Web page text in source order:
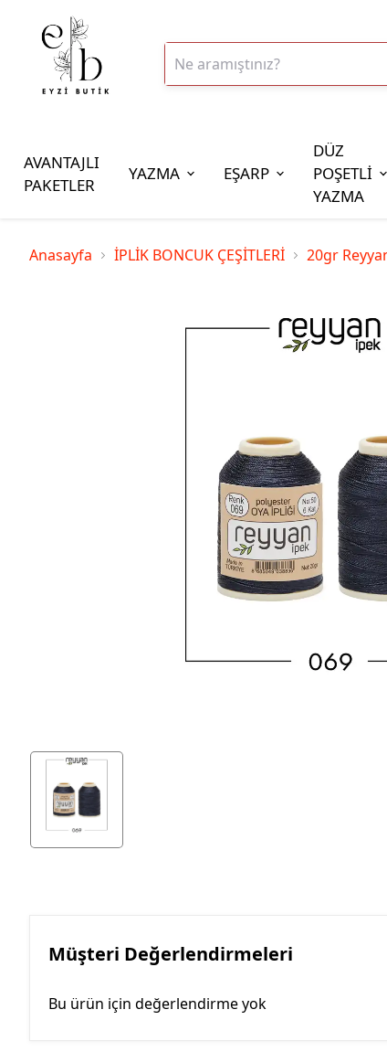
AVANTAJLI
PAKETLER
YAZMA EŞARP
DÜZ
POŞETLİ
YAZMA
İplik Çeşitleri
100gr Altınbaşak Polyester İp
Anasayfa İPLİK BONCUK ÇEŞİTLERİ 20gr
Müşteri Değerlendirmeleri
Bu ürün için değerlendirme yok